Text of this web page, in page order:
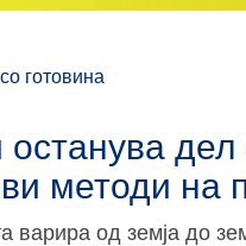
готовина
методи на
варира од земја до